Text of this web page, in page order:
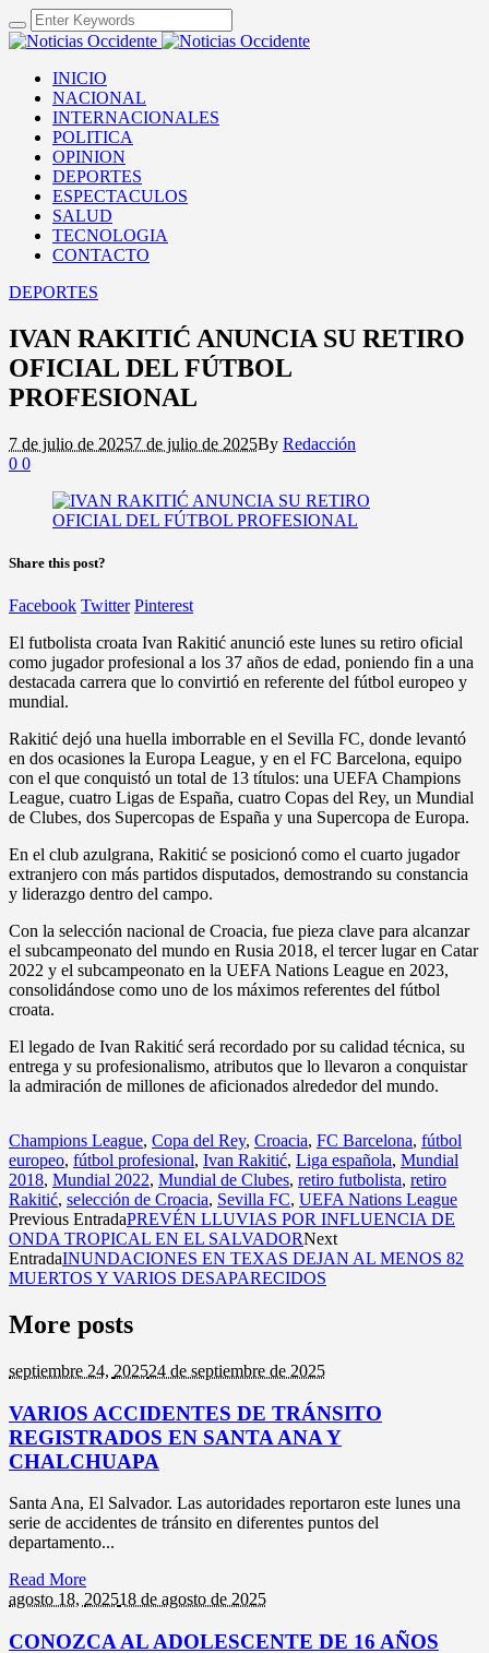
INICIO
NACIONAL
INTERNACIONALES
POLITICA
OPINION
DEPORTES
ESPECTACULOS
SALUD
TECNOLOGIA
CONTACTO
DEPORTES
IVAN RAKITIĆ ANUNCIA SU RETIRO
OFICIAL DEL FÚTBOL
PROFESIONAL
7 de julio de 20257 de julio de 2025By Redacción
0 0
Share this post?
Facebook Twitter Pinterest
El futbolista croata Ivan Rakitić anunció este lunes su retiro oficial
como jugador profesional a los 37 años de edad, poniendo fin a una
destacada carrera que lo convirtió en referente del fútbol europeo y
mundial.
Rakitić dejó una huella imborrable en el Sevilla FC, donde levantó
en dos ocasiones la Europa League, y en el FC Barcelona, equipo
con el que conquistó un total de 13 títulos: una UEFA Champions
League, cuatro Ligas de España, cuatro Copas del Rey, un Mundial
de Clubes, dos Supercopas de España y una Supercopa de Europa.
En el club azulgrana, Rakitić se posicionó como el cuarto jugador
extranjero con más partidos disputados, demostrando su constancia
y liderazgo dentro del campo.
Con la selección nacional de Croacia, fue pieza clave para alcanzar
el subcampeonato del mundo en Rusia 2018, el tercer lugar en Catar
2022 y el subcampeonato en la UEFA Nations League en 2023,
consolidándose como uno de los máximos referentes del fútbol
croata.
El legado de Ivan Rakitić será recordado por su calidad técnica, su
entrega y su profesionalismo, atributos que lo llevaron a conquistar
la admiración de millones de aficionados alrededor del mundo.
Champions League, Copa del Rey, Croacia, FC Barcelona, fútbol
europeo, fútbol profesional, Ivan Rakitić, Liga española, Mundial
2018, Mundial 2022, Mundial de Clubes, retiro futbolista, retiro
Rakitić, selección de Croacia, Sevilla FC, UEFA Nations League
Previous EntradaPREVÉN LLUVIAS POR INFLUENCIA DE
ONDA TROPICAL EN EL SALVADORNext
EntradaINUNDACIONES EN TEXAS DEJAN AL MENOS 82
MUERTOS Y VARIOS DESAPARECIDOS
More posts
septiembre 24, 202524 de septiembre de 2025
VARIOS ACCIDENTES DE TRÁNSITO
REGISTRADOS EN SANTA ANA Y
CHALCHUAPA
Santa Ana, El Salvador. Las autoridades reportaron este lunes una
serie de accidentes de tránsito en diferentes puntos del
departamento...
Read More
agosto 18, 202518 de agosto de 2025
CONOZCA AL ADOLESCENTE DE 16 AÑOS